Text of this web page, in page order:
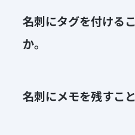
名刺にタグを付ける
か。
名刺にメモを残すこ